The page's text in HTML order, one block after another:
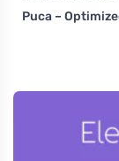
MarketPlace,
Tecnologia, Temas,
Puca –